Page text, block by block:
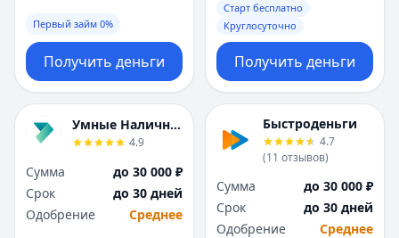
Уфа
Х
Хабаровск
Ч
Чебоксары
Челябинск
Чита
Я
Ярославль
Вся Россия
Уфа
Х
Хабаровск
Ч
Чебоксары
Челябинск
Чита
Я
Ярославль
Вся Россия
Первый займ 0%
Получить деньги
Старт бесплатно
Круглосуточно
Получить деньги
Умные Наличные
4.9
Сумма
до 30 000 ₽
Срок
до 30 дней
Одобрение
Среднее
Быстроденьги
4.7
(11 отзывов)
Сумма
до 30 000 ₽
Срок
до 30 дней
Одобрение
Среднее